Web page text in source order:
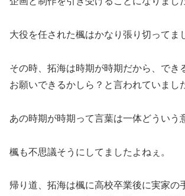
大役を任された楓はかなり張り切ってま
その時、拓海は時期が時期だから、でき
お願いできるかしら？と言われていまし
あの時期が時期って言葉は一体どういう
楓も不思議そうにしてましたよねぇ。
帰り道、拓海は楓に高校卒業後に実家の